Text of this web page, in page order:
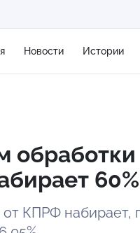
Новости Истории
КПРФ набирает,